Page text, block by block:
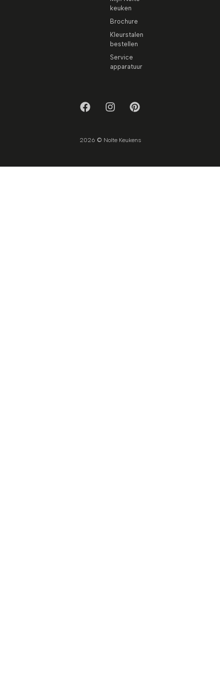
keuken
Brochure
Kleurstalen
bestellen
Service
apparatuur
2026 © Nolte Keukens